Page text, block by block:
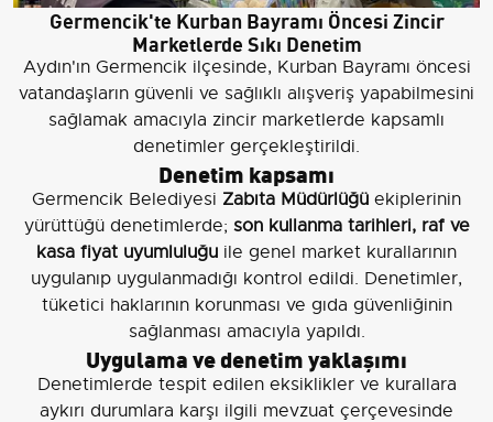
Germencik'te Kurban Bayramı Öncesi Zincir
Marketlerde Sıkı Denetim
Aydın'ın Germencik ilçesinde, Kurban Bayramı öncesi
vatandaşların güvenli ve sağlıklı alışveriş yapabilmesini
sağlamak amacıyla zincir marketlerde kapsamlı
denetimler gerçekleştirildi.
Denetim kapsamı
Germencik Belediyesi Zabıta Müdürlüğü ekiplerinin
yürüttüğü denetimlerde; son kullanma tarihleri, raf ve
kasa fiyat uyumluluğu ile genel market kurallarının
uygulanıp uygulanmadığı kontrol edildi. Denetimler,
tüketici haklarının korunması ve gıda güvenliğinin
sağlanması amacıyla yapıldı.
Uygulama ve denetim yaklaşımı
Denetimlerde tespit edilen eksiklikler ve kurallara
aykırı durumlara karşı ilgili mevzuat çerçevesinde